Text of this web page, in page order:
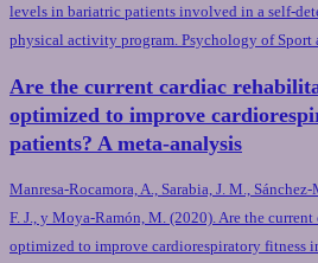
levels in bariatric patients involved in a self-
physical activity program. Psychology of Sport
Are the current cardiac
optimized to improve
patients? A meta-analysis
Manresa-Rocamora, A., Sarabia, J. M.,
F. J., y Moya-Ramón, M. (2020). Are the
optimized to improve cardiorespiratory fitness